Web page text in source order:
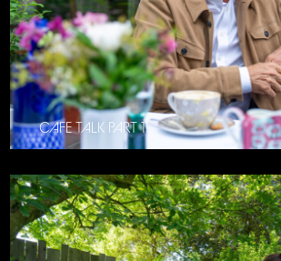
CAFE TALK PART 11